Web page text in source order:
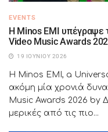
EVENTS
Η Minos EMI υπέγραψε
Video Music Awards
19 ΙΟΥΝΊΟΥ 2026
Η Minos EMI, a
ακόμη μία χρονιά
Music Awards 2026 by
μερικές από τις πιο...